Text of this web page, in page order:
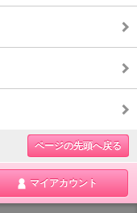
ページの先頭へ戻る
マイアカウント